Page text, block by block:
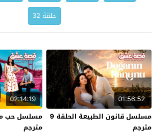
حلقة 32
01:56:52
مسلسل قانون الطبيعة الحلقة 9
مترجم
02:14:19
مترجم